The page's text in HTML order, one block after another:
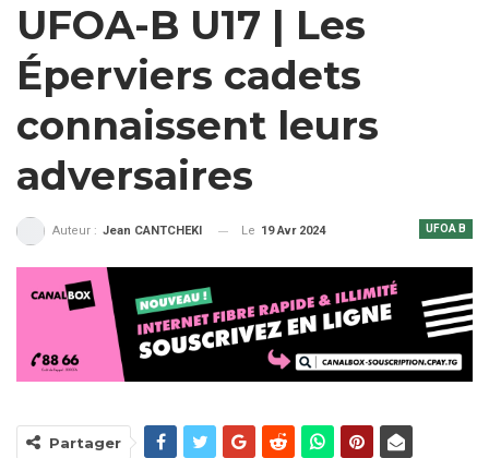
UFOA-B U17 | Les
Éperviers cadets
connaissent leurs
adversaires
UFOA B
Auteur : Jean CANTCHEKI Le 19 Avr 2024
Partager